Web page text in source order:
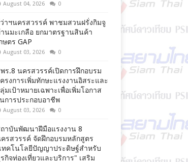
August 04, 2026 0
าฯนครสวรรค์ พาชมสวนฝรั่งกิมจู
นมะเกลือ ยกมาตรฐานสินค้า
ษตร GAP
August 03, 2026 0
ร.8 นครสวรรค์เปิดการฝึกอบรม
รงการเพิ่มทักษะแรงงานอิสระและ
มเป้าหมายเฉพาะเพื่อเพิ่มโอกาส
การประกอบอาชีพ
August 03, 2026 0
าบันพัฒนาฝีมือแรงงาน 8
รสวรรค์ จัดฝึกอบรมหลักสูตร
ทคโนโลยีปัญญาประดิษฐ์สำหรับ
กิจท่องเที่ยวและบริการ" เสริม